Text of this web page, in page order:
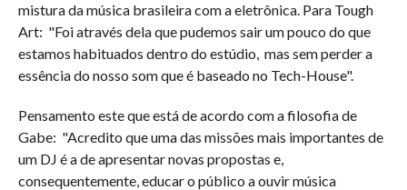
mistura da música brasileira com a eletrônica. Para Tough
Art: "Foi através dela que pudemos sair um pouco do que
estamos habituados dentro do estúdio, mas sem perder a
essência do nosso som que é baseado no Tech-House".
Pensamento este que está de acordo com a filosofia de
Gabe: "Acredito que uma das missões mais importantes de
um DJ é a de apresentar novas propostas e,
consequentemente, educar o público a ouvir música